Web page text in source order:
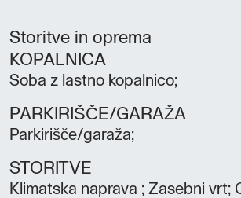
Storitve in oprema
KOPALNICA
Soba z lastno kopalnico;
PARKIRIŠČE/GARAŽA
Parkirišče/garaža;
STORITVE
Klimatska naprava ; Zasebni vrt;